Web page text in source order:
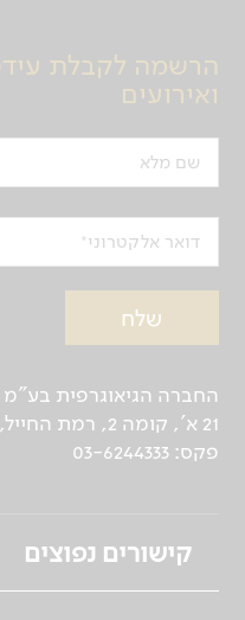
הרשמה לקבלת
ואירועים
שם מלא
דואר אלקטרוני
פקס: 03-6244333
קישורים נפוצים